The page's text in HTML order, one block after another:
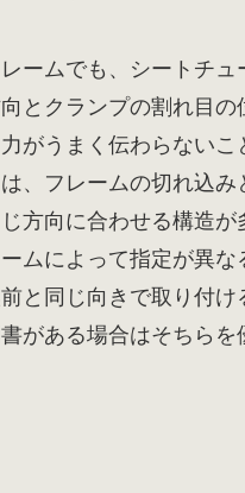
ームでも、シートチュ
とクランプの割れ目の
がうまく伝わらないこ
、フレームの切れ込み
方向に合わせる構造が
ムによって指定が異な
と同じ向きで取り付け
がある場合はそちらを